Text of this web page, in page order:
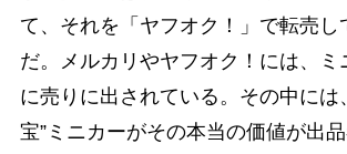
て、それを「ヤフオク！」で転売し
だ。メルカリやヤフオク！には、ミ
に売りに出されている。その中には
宝”ミニカーがその本当の価値が出